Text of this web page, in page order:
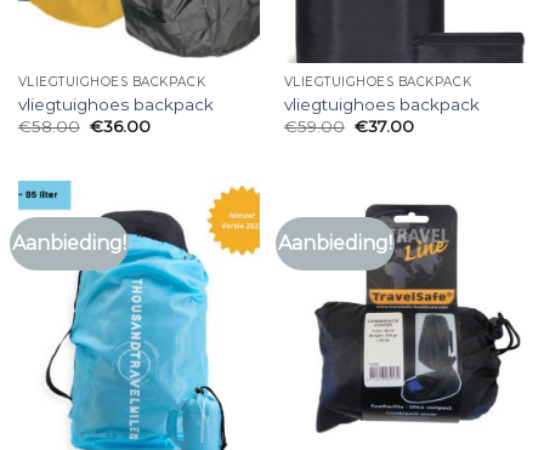
VLIEGTUIGHOES BACKPACK
vliegtuighoes backpack
€58.00 €36.00
VLIEGTUIGHOES BACKPACK
vliegtuighoes backpack
€59.00 €37.00
Aanbieding! Aanbieding!